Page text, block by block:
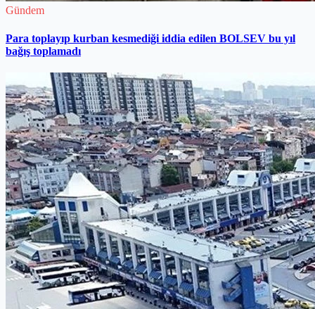
Gündem
Para toplayıp kurban kesmediği iddia edilen BOLSEV bu yıl
bağış toplamadı